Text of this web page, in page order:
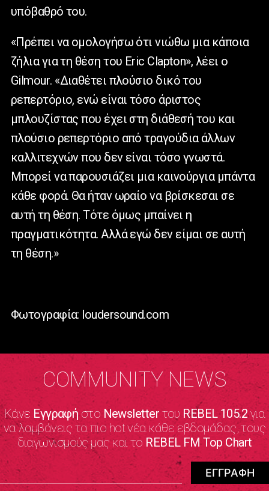
υπόβαθρό του.
«Πρέπει να ομολογήσω ότι νιώθω μια κάποια
ζήλια για τη θέση του Eric Clapton», λέει ο
Gilmour. «Διαθέτει πλούσιο δικό του
ρεπερτόριο, ενώ είναι τόσο άριστος
μπλουζίστας που έχει στη διάθεσή του και
πλούσιο ρεπερτόριο από τραγούδια άλλων
καλλιτεχνών που δεν είναι τόσο γνωστά.
Μπορεί να παρουσιάζει μια καινούργια μπάντα
κάθε φορά. Θα ήταν ωραίο να βρίσκεσαι σε
αυτή τη θέση. Τότε όμως μπαίνει η
πραγματικότητα. Αλλά εγώ δεν είμαι σε αυτή
τη θέση.»
Φωτογραφία: loudersound.com
COMMUNITY NEWS
Κάνε Εγγραφήστο NewsletterτουREBEL 105.2για
να λαμβάνεις τα πιο hot νέα κάθε εβδομάδας, τους
διαγωνισμούς μας και το REBEL FM Top Chart